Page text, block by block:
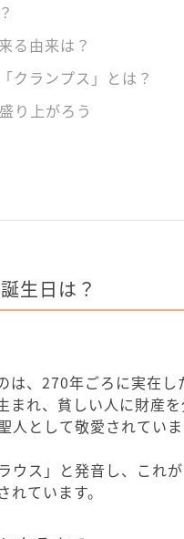
る由来は？
クランプス」とは？
り上がろう
生日は？
は、270年ごろに実在し
まれ、貧しい人に財産
として敬愛されていま
ウス」と発音し、これ
ています。